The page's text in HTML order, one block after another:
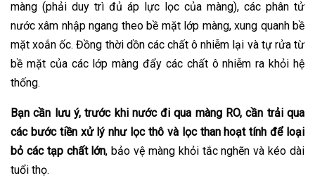
màng (phải duy trì đủ áp lực lọc của màng), các phân tử
nước xâm nhập ngang theo bề mặt lớp màng, xung quanh bề
mặt xoắn ốc. Đồng thời dồn các chất ô nhiễm lại và tự rửa từ
bề mặt của các lớp màng đẩy các chất ô nhiễm ra khỏi hệ
thống.
Bạn cần lưu ý, trước khi nước đi qua màng RO, cần trải qua
các bước tiền xử lý như lọc thô và lọc than hoạt tính để loại
bỏ các tạp chất lớn, bảo vệ màng khỏi tắc nghẽn và kéo dài
tuổi thọ.